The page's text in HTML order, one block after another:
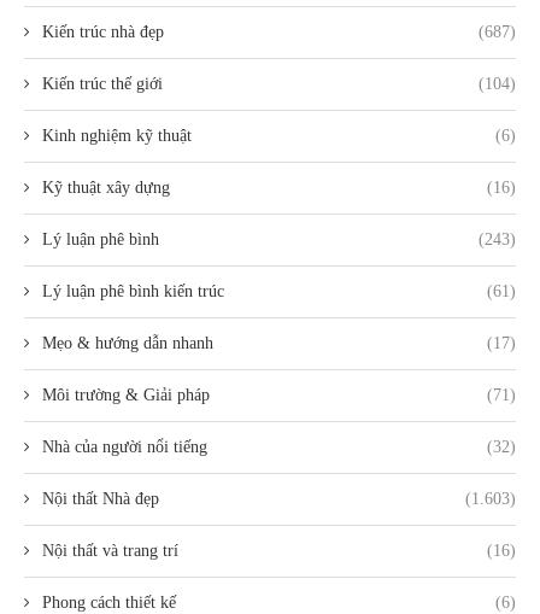
Kiến trúc nhà đẹp (687)
Kiến trúc thế giới (104)
Kinh nghiệm kỹ thuật (6)
Kỹ thuật xây dựng (16)
Lý luận phê bình (243)
Lý luận phê bình kiến trúc (61)
Mẹo & hướng dẫn nhanh (17)
Môi trường & Giải pháp (71)
Nhà của người nổi tiếng (32)
Nội thất Nhà đẹp (1.603)
Nội thất và trang trí (16)
Phong cách thiết kế (6)